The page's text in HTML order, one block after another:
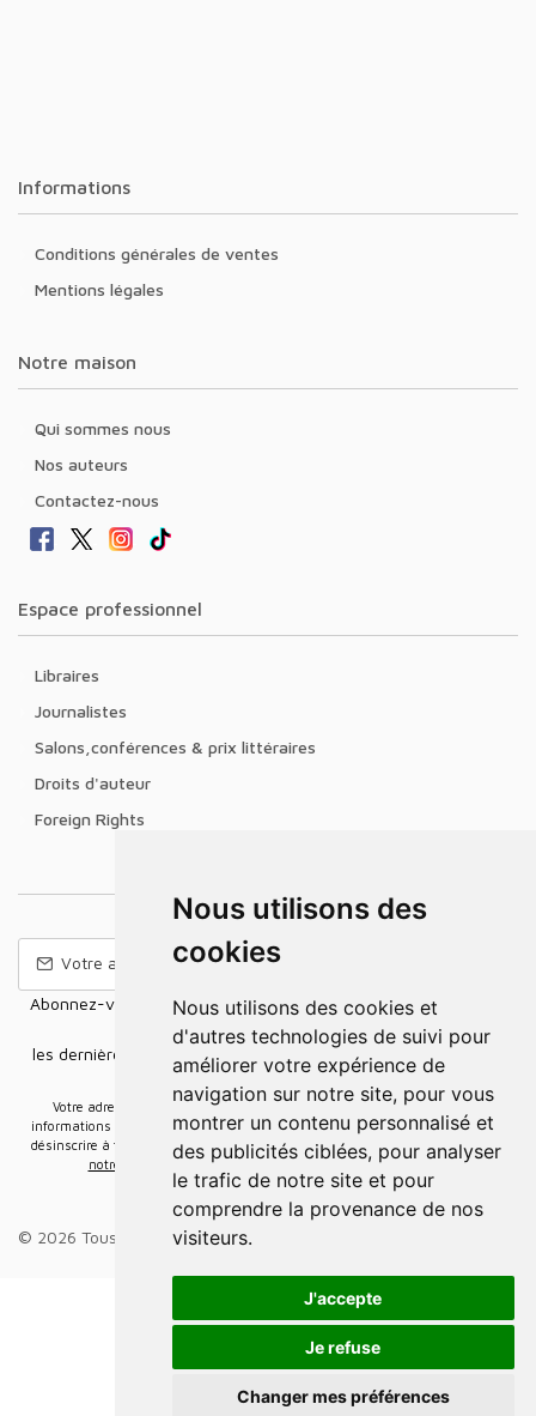
Nous utilisons des
cookies
Nous utilisons des cookies et
d'autres technologies de suivi pour
améliorer votre expérience de
navigation sur notre site, pour vous
montrer un contenu personnalisé et
des publicités ciblées, pour analyser
le trafic de notre site et pour
comprendre la provenance de nos
visiteurs.
J'accepte
Je refuse
Changer mes préférences
Informations
Conditions générales de ventes
Mentions légales
Notre maison
Qui sommes nous
Nos auteurs
Contactez-nous
Espace professionnel
Libraires
Journalistes
Salons,conférences & prix littéraires
Droits d'auteur
Foreign Rights
Abonnez-vous à notre Newsletter pour recevoir nos nouvelles
offres,
les dernières nouvelles, des informations sur les ventes et les
promotions.
Votre adresse e-mail sera uniquement utilisée pour vous envoyer des
informations sur les actualités relatives au groupe Elidia. Vous pouvez vous
désinscrire à tout moment. Pour plus d’informations, cliquez ici Retrouvez ici
notre politique de protection de vos données personnelles.
© 2026 Tous droits réservés.Groupe Elidia